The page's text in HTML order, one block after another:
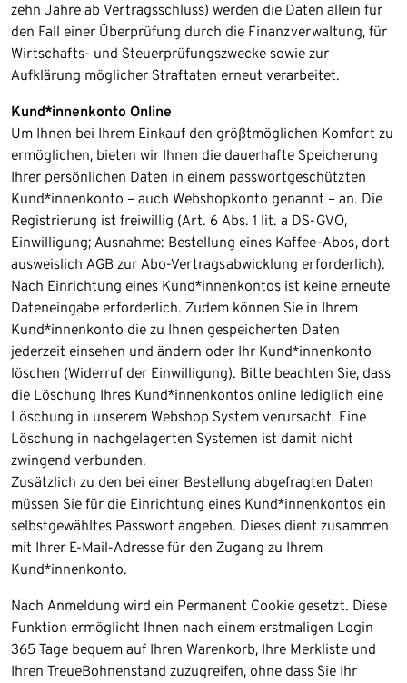
zehn Jahre ab Vertragsschluss) werden die Daten allein für
den Fall einer Überprüfung durch die Finanzverwaltung, für
Wirtschafts- und Steuerprüfungszwecke sowie zur
Aufklärung möglicher Straftaten erneut verarbeitet.
Kund*innenkonto Online
Um Ihnen bei Ihrem Einkauf den größtmöglichen Komfort zu
ermöglichen, bieten wir Ihnen die dauerhafte Speicherung
Ihrer persönlichen Daten in einem passwortgeschützten
Kund*innenkonto – auch Webshopkonto genannt – an. Die
Registrierung ist freiwillig (Art. 6 Abs. 1 lit. a DS-GVO,
Einwilligung; Ausnahme: Bestellung eines Kaffee-Abos, dort
ausweislich AGB zur Abo-Vertragsabwicklung erforderlich).
Nach Einrichtung eines Kund*innenkontos ist keine erneute
Dateneingabe erforderlich. Zudem können Sie in Ihrem
Kund*innenkonto die zu Ihnen gespeicherten Daten
jederzeit einsehen und ändern oder Ihr Kund*innenkonto
löschen (Widerruf der Einwilligung). Bitte beachten Sie, dass
die Löschung Ihres Kund*innenkontos online lediglich eine
Löschung in unserem Webshop System verursacht. Eine
Löschung in nachgelagerten Systemen ist damit nicht
zwingend verbunden.
Zusätzlich zu den bei einer Bestellung abgefragten Daten
müssen Sie für die Einrichtung eines Kund*innenkontos ein
selbstgewähltes Passwort angeben. Dieses dient zusammen
mit Ihrer E-Mail-Adresse für den Zugang zu Ihrem
Kund*innenkonto.
Nach Anmeldung wird ein Permanent Cookie gesetzt. Diese
Funktion ermöglicht Ihnen nach einem erstmaligen Login
365 Tage bequem auf Ihren Warenkorb, Ihre Merkliste und
Ihren TreueBohnenstand zuzugreifen, ohne dass Sie Ihr